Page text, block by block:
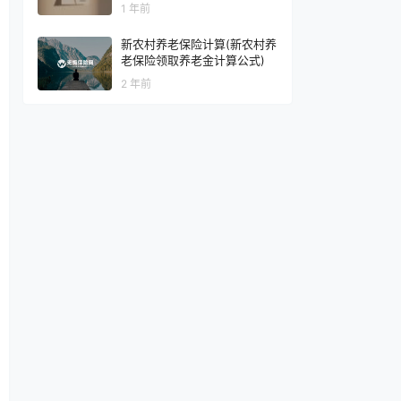
1 年前
新农村养老保险计算(新农村养
老保险领取养老金计算公式)
2 年前